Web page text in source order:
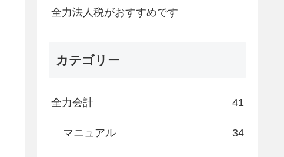
全力法人税がおすすめです
カテゴリー
全力会計 41
マニュアル 34